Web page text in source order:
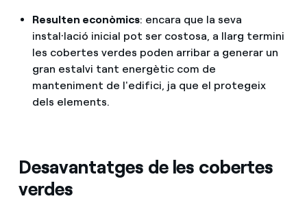
Resulten econòmics: encara que la seva
instal·lació inicial pot ser costosa, a llarg termini
les cobertes verdes poden arribar a generar un
gran estalvi tant energètic com de
manteniment de l'edifici, ja que el protegeix
dels elements.
Desavantatges de les cobertes
verdes